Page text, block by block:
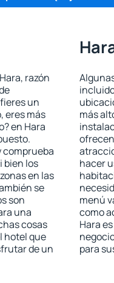
razón
un
eres más
en Hara
comprueba
bien los
en las
se
son
una
cosas
hotel que
de un
más
hacer
menú
como
Hara
para